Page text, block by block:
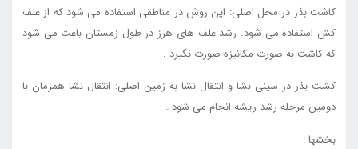
کاشت بذر در محل اصلی: این روش در مناطقی استفاده می شود که از علف
کش استفاده می شود. رشد علف های هرز در طول زمستان باعث می شود
که کاشت به صورت مکانیزه صورت نگیرد .
کشت بذر در سینی نشا و انتقال نشا به زمین اصلی: انتقال نشا همزمان با
دومین مرحله رشد ریشه انجام می شود .
بخشها :